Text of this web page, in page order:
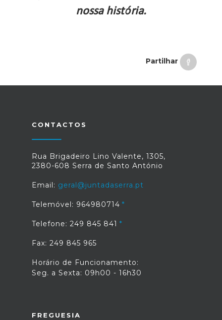
nossa história.
Partilhar
CONTACTOS
Rua Brigadeiro Lino Valente, 1305,
2380-608 Serra de Santo António
Email: geral@juntadaserra.pt
Telemóvel: 964980714
Telefone: 249 845 841
Fax: 249 845 965
Horário de Funcionamento:
Seg. a Sexta: 09h00 - 16h30
FREGUESIA